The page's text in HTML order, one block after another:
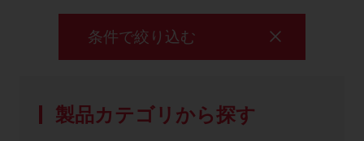
お問い合わせ
条件で絞り込む
製品カテゴリから探す